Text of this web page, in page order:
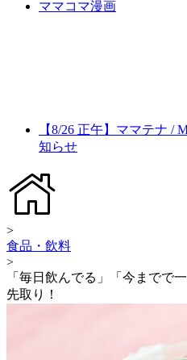
ママコマ漫画
【8/26 正午】ママテナ /
知らせ
>
食品・飲料
>
「毎日飲んでる」「今までで
先取り！